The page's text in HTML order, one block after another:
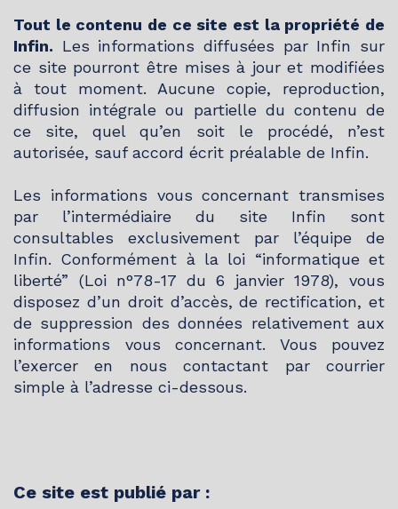
Tout le contenu de ce site est la propriété de
Infin. Les informations diffusées par Infin sur
ce site pourront être mises à jour et modifiées
à tout moment. Aucune copie, reproduction,
diffusion intégrale ou partielle du contenu de
ce site, quel qu’en soit le procédé, n’est
autorisée, sauf accord écrit préalable de Infin.
Les informations vous concernant transmises
par l’intermédiaire du site Infin sont
consultables exclusivement par l’équipe de
Infin. Conformément à la loi “informatique et
liberté” (Loi n°78-17 du 6 janvier 1978), vous
disposez d’un droit d’accès, de rectification, et
de suppression des données relativement aux
informations vous concernant. Vous pouvez
l’exercer en nous contactant par courrier
simple à l’adresse ci-dessous.
Ce site est publié par :